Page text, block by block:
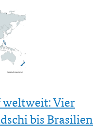
weltweit: Vier
bis Brasilien